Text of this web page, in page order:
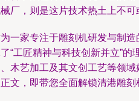
厂，则是这片技术热土上不可
一家专注于雕刻机研发与制
“工匠精神与科技创新并立”
木艺加工及其文创工艺等领
文，即带您全面解锁清港雕刻